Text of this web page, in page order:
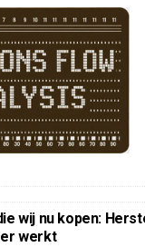
wij nu kopen:
werkt